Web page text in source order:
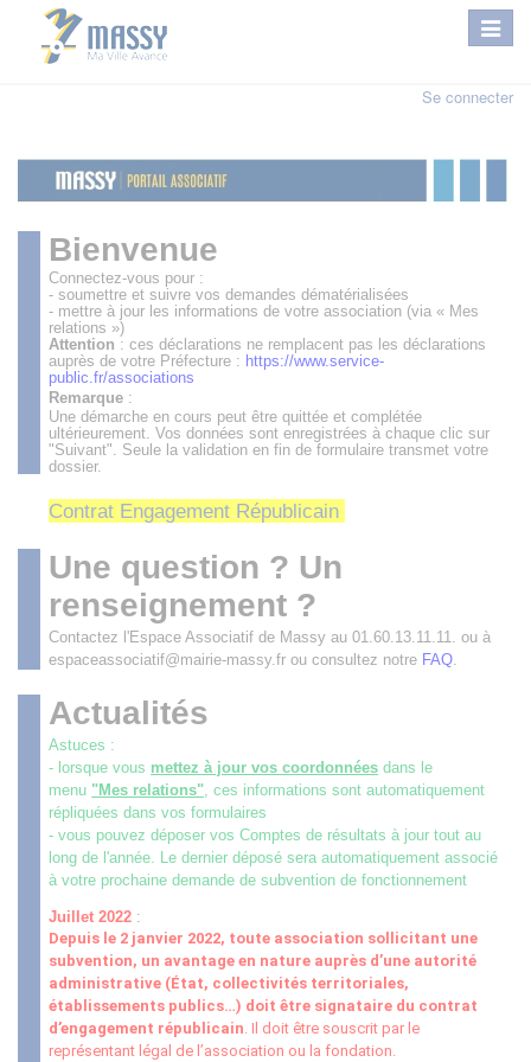
Se connecter
Bienvenue
Connectez-vous pour :
- soumettre et suivre vos demandes dématérialisées
- mettre à jour les informations de votre association (via « Mes
relations »)
Attention : ces déclarations ne remplacent pas les déclarations
auprès de votre Préfecture : https://www.service-
public.fr/associations
Remarque :
Une démarche en cours peut être quittée et complétée
ultérieurement. Vos données sont enregistrées à chaque clic sur
"Suivant". Seule la validation en fin de formulaire transmet votre
dossier.
Contrat Engagement Républicain
Une question ? Un
renseignement ?
Contactez l'Espace Associatif de Massy au 01.60.13.11.11. ou à
espaceassociatif@mairie-massy.fr ou consultez notre FAQ.
Actualités
Astuces :
- lorsque vous mettez à jour vos coordonnées dans le
menu "Mes relations", ces informations sont automatiquement
répliquées dans vos formulaires
- vous pouvez déposer vos Comptes de résultats à jour tout au
long de l'année. Le dernier déposé sera automatiquement associé
à votre prochaine demande de subvention de fonctionnement
Juillet 2022 :
Depuis le 2 janvier 2022, toute association sollicitant une
subvention, un avantage en nature auprès d’une autorité
administrative (État, collectivités territoriales,
établissements publics…) doit être signataire du contrat
d’engagement républicain. Il doit être souscrit par le
représentant légal de l’association ou la fondation.